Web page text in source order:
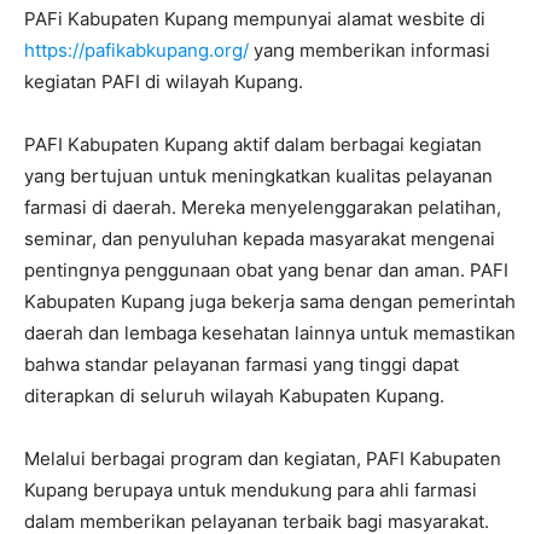
PAFi Kabupaten Kupang mempunyai alamat wesbite di
https://pafikabkupang.org/ yang memberikan informasi
kegiatan PAFI di wilayah Kupang.
PAFI Kabupaten Kupang aktif dalam berbagai kegiatan
yang bertujuan untuk meningkatkan kualitas pelayanan
farmasi di daerah. Mereka menyelenggarakan pelatihan,
seminar, dan penyuluhan kepada masyarakat mengenai
pentingnya penggunaan obat yang benar dan aman. PAFI
Kabupaten Kupang juga bekerja sama dengan pemerintah
daerah dan lembaga kesehatan lainnya untuk memastikan
bahwa standar pelayanan farmasi yang tinggi dapat
diterapkan di seluruh wilayah Kabupaten Kupang.
Melalui berbagai program dan kegiatan, PAFI Kabupaten
Kupang berupaya untuk mendukung para ahli farmasi
dalam memberikan pelayanan terbaik bagi masyarakat.